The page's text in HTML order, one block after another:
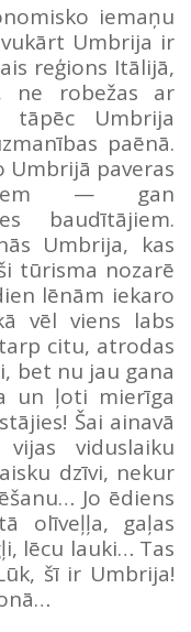
iemaņu
Umbrija ir
reģions Itālijā,
ne robežas ar
tāpēc Umbrija
paēnā.
Umbrijā paveras
— gan
baudītājiem.
Umbrija, kas
tūrisma nozarē
lēnām iekaro
vēl viens labs
citu, atrodas
bet nu jau gana
un ļoti mierīga
Šai ainavā
viduslaiku
dzīvi, nekur
Jo ēdiens
olīveļļa, gaļas
lēcu lauki… Tas
šī ir Umbrija!